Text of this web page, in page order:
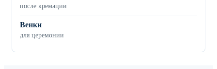
после кремации
Венки
для церемонии